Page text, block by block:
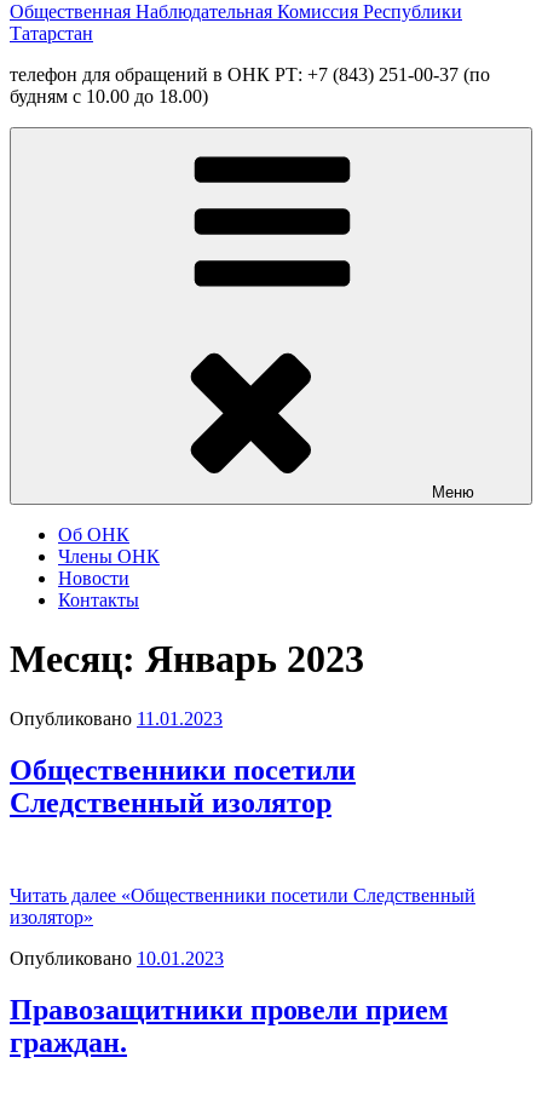
Общественная Наблюдательная Комиссия Республики
Татарстан
телефон для обращений в ОНК РТ: +7 (843) 251-00-37 (по
будням с 10.00 до 18.00)
Меню
Об ОНК
Члены ОНК
Новости
Контакты
Месяц: Январь 2023
Опубликовано 11.01.2023
Общественники посетили
Следственный изолятор
Читать далее «Общественники посетили Следственный
изолятор»
Опубликовано 10.01.2023
Правозащитники провели прием
граждан.